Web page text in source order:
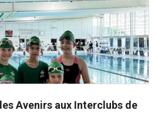
Avenirs aux Interclubs de